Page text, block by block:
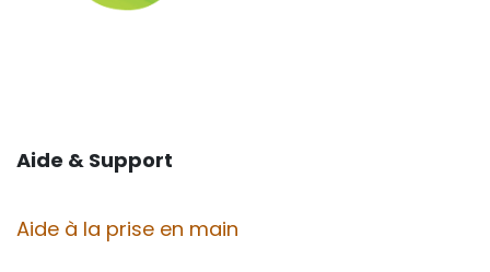
Aide & Support
Aide à la prise en main